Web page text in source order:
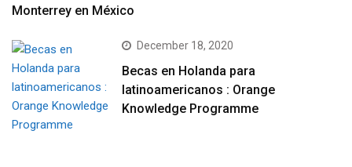
Monterrey en México
December 18, 2020
Becas en Holanda para
latinoamericanos : Orange
Knowledge Programme